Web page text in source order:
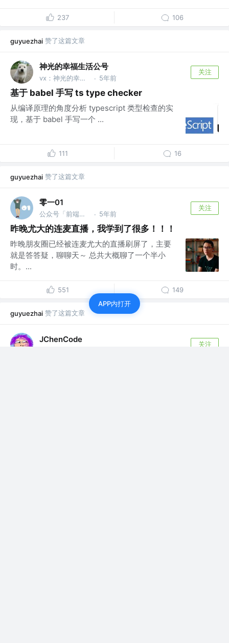
237 106
guyuezhai 赞了这篇文章
神光的幸福生活公号
vx：神光的幸福生活 · 5年前
关注
基于 babel 手写 ts type checker
从编译原理的角度分析 typescript 类型检查的实
现，基于 babel 手写一个 ...
111 16
guyuezhai 赞了这篇文章
零一01
公众号「前端印象」 @字节跳动 · 5年前
关注
昨晚尤大的连麦直播，我学到了很多！！！
昨晚朋友圈已经被连麦尤大的直播刷屏了，主要
就是答答疑，聊聊天～ 总共大概聊了一个半小
时。...
551 149
guyuezhai 赞了这篇文章
JChenCode
关注
APP内打开